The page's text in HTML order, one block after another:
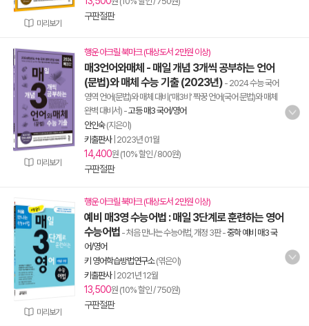
미리보기
구판절판
미리보기
행운 아크릴 북마크 (대상도서 2만원 이상)
매3언어와매체 - 매일 개념 3개씩 공부하는 언어
(문법)와 매체 수능 기출 (2023년) - 2024 수능 국어
영역 언어(문법)와 매체 대비(‘매3비’ 짝꿍 언어(국어 문법)와 매체
완벽 대비서) -고등 매3 국어/영어
안인숙(지은이)
키출판사| 2023년 01월
14,400원 (10% 할인 / 800원)
구판절판
미리보기
행운 아크릴 북마크 (대상도서 2만원 이상)
예비 매3영 수능어법 : 매일 3단계로 훈련하는 영어
수능어법 - 처음 만나는 수능어법, 개정 3판-중학 예비 매3 국
어/영어
키 영어학습방법연구소(엮은이)
키출판사| 2021년 12월
13,500원 (10% 할인 / 750원)
구판절판